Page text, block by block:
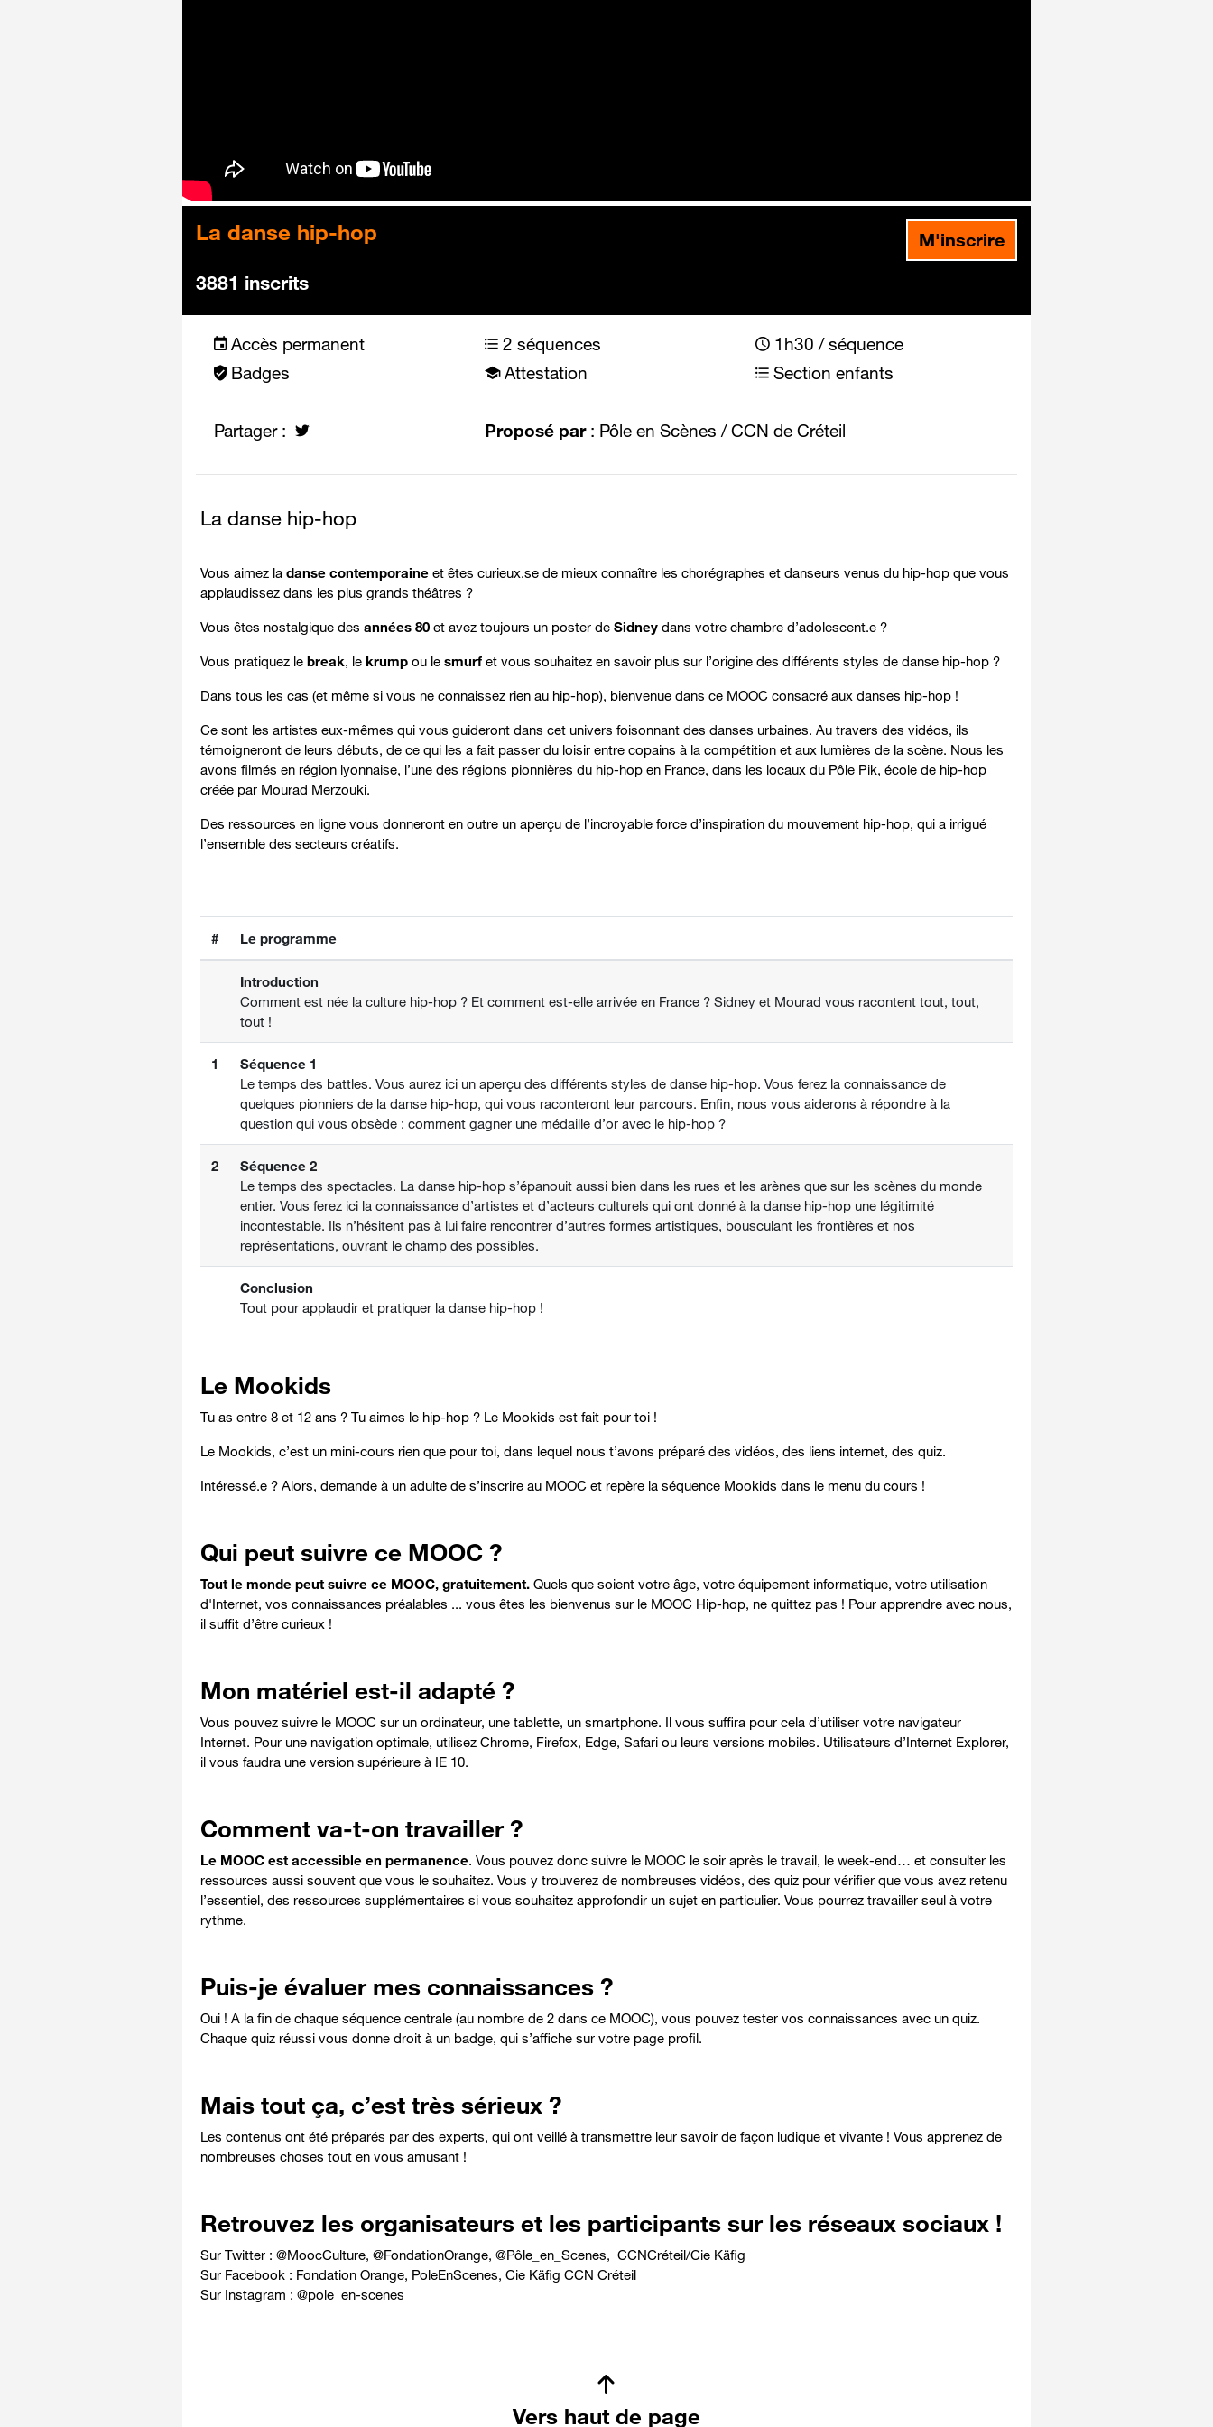
La danse hip-hop
3881 inscrits
M'inscrire
Accès permanent
Badges
2 séquences
Attestation
1h30 / séquence
Section enfants
Partager : Proposé par: Pôle en Scènes / CCN de Créteil
La danse hip-hop
Vous aimez la danse contemporaineet êtes curieux.se de mieux connaître les chorégraphes et danseurs venus du hip-hop que vous
applaudissez dans les plus grands théâtres ?
Vous êtes nostalgique des années 80 et avez toujours un poster de Sidneydans votre chambre d’adolescent.e ?
Vous pratiquez le break, le krumpou le smurfet vous souhaitez en savoir plus sur l’origine des différents styles de danse hip-hop ?
Dans tous les cas (et même si vous ne connaissez rien au hip-hop), bienvenue dans ce MOOC consacré aux danses hip-hop !
Ce sont les artistes eux-mêmes qui vous guideront dans cet univers foisonnant des danses urbaines. Au travers des vidéos, ils
témoigneront de leurs débuts, de ce qui les a fait passer du loisir entre copains à la compétition et aux lumières de la scène. Nous les
avons filmés en région lyonnaise, l’une des régions pionnières du hip-hop en France, dans les locaux du Pôle Pik, école de hip-hop
créée par Mourad Merzouki.
Des ressources en ligne vous donneront en outre un aperçu de l’incroyable force d’inspiration du mouvement hip-hop, qui a irrigué
l’ensemble des secteurs créatifs.
# Le programme
Introduction
Comment est née la culture hip-hop ? Et comment est-elle arrivée en France ? Sidney et Mourad vous racontent tout, tout,
tout !
1
Séquence 1
Le temps des battles. Vous aurez ici un aperçu des différents styles de danse hip-hop. Vous ferez la connaissance de
quelques pionniers de la danse hip-hop, qui vous raconteront leur parcours. Enfin, nous vous aiderons à répondre à la
question qui vous obsède : comment gagner une médaille d’or avec le hip-hop ?
2
Séquence 2
Le temps des spectacles. La danse hip-hop s’épanouit aussi bien dans les rues et les arènes que sur les scènes du monde
entier. Vous ferez ici la connaissance d’artistes et d’acteurs culturels qui ont donné à la danse hip-hop une légitimité
incontestable. Ils n’hésitent pas à lui faire rencontrer d’autres formes artistiques, bousculant les frontières et nos
représentations, ouvrant le champ des possibles.
Conclusion
Tout pour applaudir et pratiquer la danse hip-hop !
Le Mookids
Tu as entre 8 et 12 ans ? Tu aimes le hip-hop ? Le Mookids est fait pour toi !
Le Mookids, c’est un mini-cours rien que pour toi, dans lequel nous t’avons préparé des vidéos, des liens internet, des quiz.
Intéressé.e ? Alors, demande à un adulte de s’inscrire au MOOC et repère la séquence Mookids dans le menu du cours !
Qui peut suivre ce MOOC ?
Tout le monde peut suivre ce MOOC, gratuitement. Quels que soient votre âge, votre équipement informatique, votre utilisation
d'Internet, vos connaissances préalables ... vous êtes les bienvenus sur le MOOC Hip-hop, ne quittez pas ! Pour apprendre avec nous,
il suffit d’être curieux !
Mon matériel est-il adapté ?
Vous pouvez suivre le MOOC sur un ordinateur, une tablette, un smartphone. Il vous suffira pour cela d’utiliser votre navigateur
Internet. Pour une navigation optimale, utilisez Chrome, Firefox, Edge, Safari ou leurs versions mobiles. Utilisateurs d’Internet Explorer,
il vous faudra une version supérieure à IE 10.
Comment va-t-on travailler ?
Le MOOC est accessible en permanence. Vous pouvez donc suivre le MOOC le soir après le travail, le week-end… et consulter les
ressources aussi souvent que vous le souhaitez. Vous y trouverez de nombreuses vidéos, des quiz pour vérifier que vous avez retenu
l’essentiel, des ressources supplémentaires si vous souhaitez approfondir un sujet en particulier. Vous pourrez travailler seul à votre
rythme.
Puis-je évaluer mes connaissances ?
Oui ! A la fin de chaque séquence centrale (au nombre de 2 dans ce MOOC), vous pouvez tester vos connaissances avec un quiz.
Chaque quiz réussi vous donne droit à un badge, qui s’affiche sur votre page profil.
Mais tout ça, c’est très sérieux ?
Les contenus ont été préparés par des experts, qui ont veillé à transmettre leur savoir de façon ludique et vivante ! Vous apprenez de
nombreuses choses tout en vous amusant !
Retrouvez les organisateurs et les participants sur les réseaux sociaux !
Sur Twitter : @MoocCulture, @FondationOrange, @Pôle_en_Scenes, CCNCréteil/Cie Käfig
Sur Facebook : Fondation Orange, PoleEnScenes, Cie Käfig CCN Créteil
Sur Instagram : @pole_en-scenes
Vers haut de page